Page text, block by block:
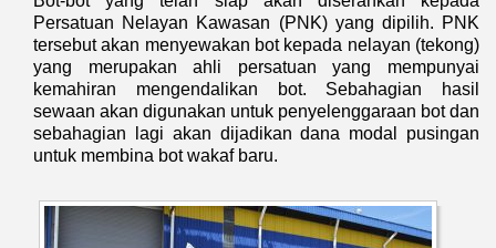
Persatuan Nelayan Kawasan (PNK) yang dipilih. PNK
tersebut akan menyewakan bot kepada nelayan (tekong)
yang merupakan ahli persatuan yang mempunyai
kemahiran mengendalikan bot. Sebahagian hasil
sewaan akan digunakan untuk penyelenggaraan bot dan
sebahagian lagi akan dijadikan dana modal pusingan
untuk membina bot wakaf baru.